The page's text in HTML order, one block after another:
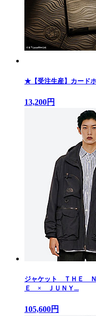
★【受注生産】カード
13,200円
ジャケット ＴＨＥ
Ｅ × ＪＵＮＹ...
105,600円